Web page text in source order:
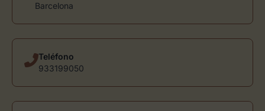
Barcelona
Teléfono
933199050